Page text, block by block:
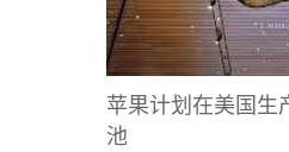
苹果计划在美国生
池